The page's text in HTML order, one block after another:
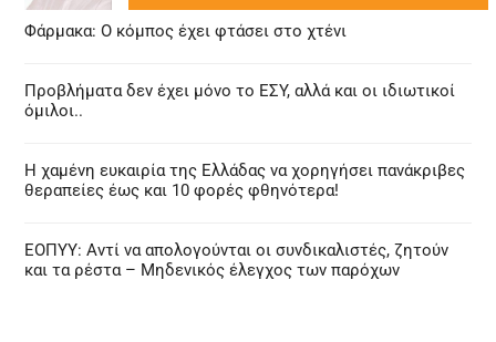
Φάρμακα: Ο κόμπος έχει φτάσει στο χτένι
Προβλήματα δεν έχει μόνο το ΕΣΥ, αλλά και οι ιδιωτικοί
όμιλοι..
Η χαμένη ευκαιρία της Ελλάδας να χορηγήσει πανάκριβες
θεραπείες έως και 10 φορές φθηνότερα!
ΕΟΠΥΥ: Αντί να απολογούνται οι συνδικαλιστές, ζητούν
και τα ρέστα – Μηδενικός έλεγχος των παρόχων